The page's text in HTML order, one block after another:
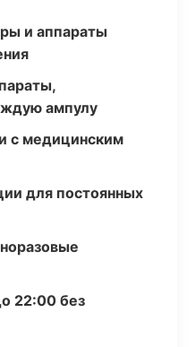
и аппараты
ампулу
с медицинским
для постоянных
22:00 без